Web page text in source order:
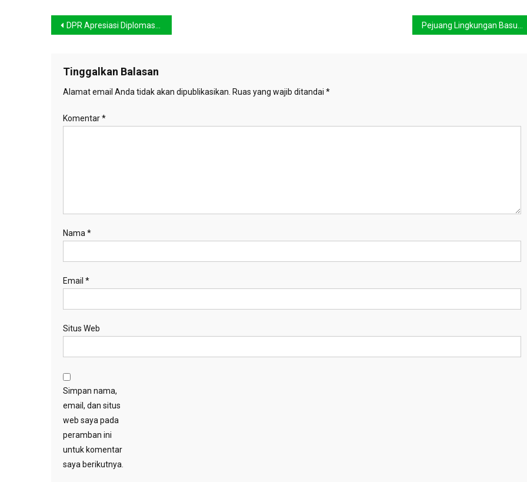
Navigasi
DPR Apresiasi Diplomasi KLHK pada Konferensi Perubahan Iklim 2018 di Polandia
Tinggalkan Balasan
Alamat email Anda tidak akan dipublikasikan. Ruas yang wajib ditandai *
Komentar*
Nama *
Email *
Situs Web
Simpan nama,
email, dan situs
web saya pada
peramban ini
untuk komentar
saya berikutnya.